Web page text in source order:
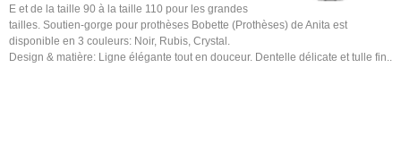
E et de la taille 90 à la taille 110 pour les grandes
tailles. Soutien-gorge pour prothèses Bobette (Prothèses) de Anita est
disponible en 3 couleurs: Noir, Rubis, Crystal.
Design & matière: Ligne élégante tout en douceur. Dentelle délicate et tulle fin..